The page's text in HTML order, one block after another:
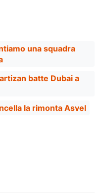
una squadra
batte Dubai a
la rimonta Asvel